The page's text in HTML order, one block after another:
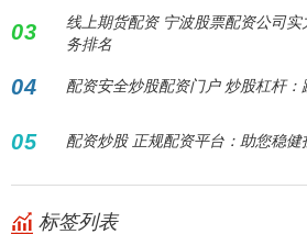
03
线上期货配资 宁波股票配资公司
务排名
04 配资安全炒股配资门户 炒股杠杆：
05 配资炒股 正规配资平台：助您稳
标签列表